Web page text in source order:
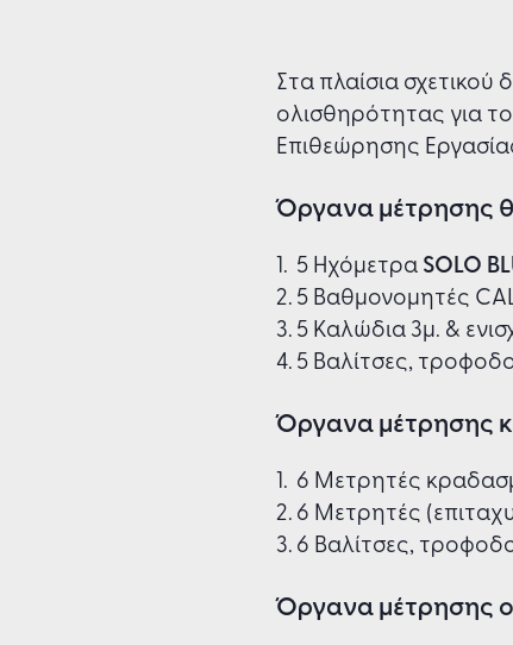
Στα πλαίσια
ολισθηρότητας για
Επιθεώρησης
Όργανα μέτρησης
5 ΗχόμετραSOLO
5 Βαθμονομητές
5 Καλώδια 3μ. &
5 Βαλίτσες,
Όργανα μέτρησης
6 Μετρητές
6 Μετρητές
6 Βαλίτσες,
Όργανα μέτρησης